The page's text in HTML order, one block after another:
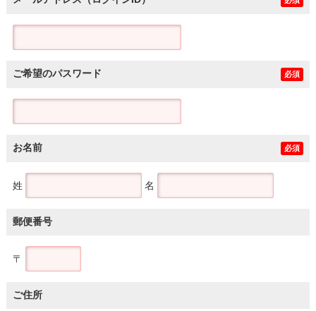
ご希望のパスワード 必須
お名前 必須
姓 名
郵便番号
〒
ご住所